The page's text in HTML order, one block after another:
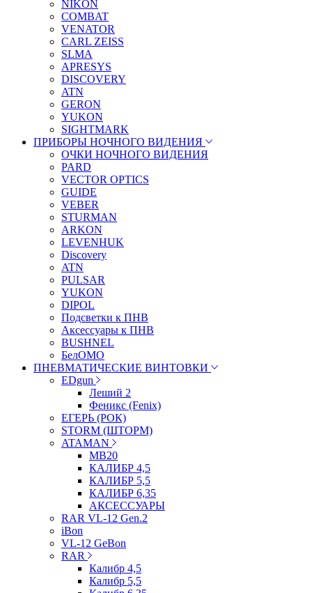
NIKON
COMBAT
VENATOR
CARL ZEISS
SLMA
APRESYS
DISCOVERY
ATN
GERON
YUKON
SIGHTMARK
ПРИБОРЫ НОЧНОГО ВИДЕНИЯ
ОЧКИ НОЧНОГО ВИДЕНИЯ
PARD
VECTOR OPTICS
GUIDE
VEBER
STURMAN
ARKON
LEVENHUK
Discovery
ATN
PULSAR
YUKON
DIPOL
Подсветки к ПНВ
Аксессуары к ПНВ
BUSHNEL
БелОМО
ПНЕВМАТИЧЕСКИЕ ВИНТОВКИ
EDgun
Леший 2
Феникс (Fenix)
ЕГЕРЬ (РОК)
STORM (ШТОРМ)
ATAMAN
МВ20
КАЛИБР 4,5
КАЛИБР 5,5
КАЛИБР 6,35
АКСЕССУАРЫ
RAR VL-12 Gen.2
iBon
VL-12 GeBon
RAR
Калибр 4,5
Калибр 5,5